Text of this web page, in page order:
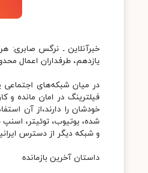
خبرآنلاین ـ نرگس صابری:
یازدهم، طرفداران اعمال
در میان شبکه‌های اجتماعی
فیلترینگ در امان مانده و
شده، یوتیوب، توئیتر،
و شبکه دیگر از دسترس
داستان آخرین بازمانده